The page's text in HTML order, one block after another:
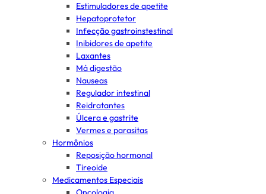
Estimuladores de apetite
Hepatoprotetor
Infecção gastroinstestinal
Inibidores de apetite
Laxantes
Má digestão
Nauseas
Regulador intestinal
Reidratantes
Úlcera e gastrite
Vermes e parasitas
Hormônios
Reposição hormonal
Tireoide
Medicamentos Especiais